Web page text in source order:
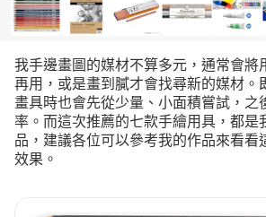
我手邊畫圖的媒材不算多元，通常會將
再用，或是畫到膩才會找尋新的媒材。
畫具時也會先從少量、小面積嘗試，之
率。而這次推薦的七款手繪用具，都是
品，建議各位可以參考我的作品來看看
效果。